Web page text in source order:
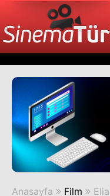
Anasayfa Film